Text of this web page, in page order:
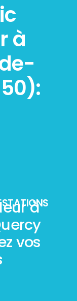
à
à
vos